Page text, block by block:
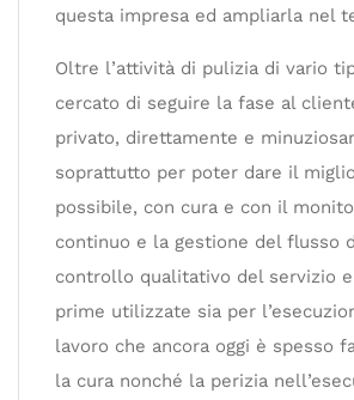
questa impresa ed ampliarla nel
Oltre l’attività di pulizia di vario
cercato di seguire la fase al
privato, direttamente e
soprattutto per poter dare il
possibile, con cura e con il
continuo e la gestione del flusso
controllo qualitativo del servizio
prime utilizzate sia per
lavoro che ancora oggi è spesso
la cura nonché la perizia